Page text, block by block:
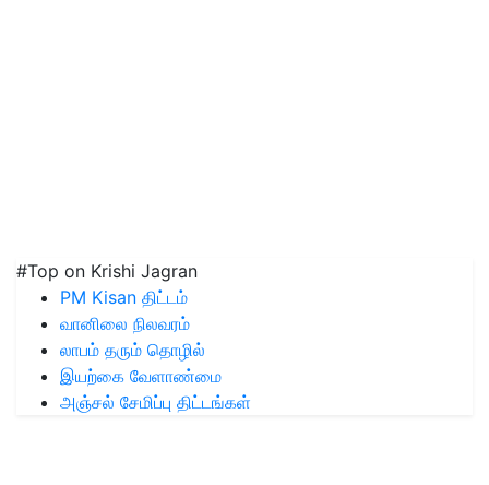
#Top on Krishi Jagran
PM Kisan திட்டம்
வானிலை நிலவரம்
லாபம் தரும் தொழில்
இயற்கை வேளாண்மை
அஞ்சல் சேமிப்பு திட்டங்கள்